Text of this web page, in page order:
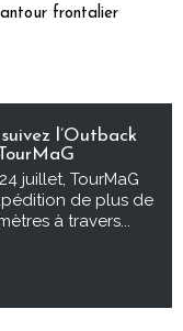
frontalier
l’Outback
juillet, TourMaG
de plus de
à travers...